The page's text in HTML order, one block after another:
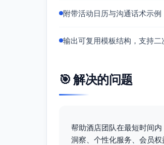
11–12周：全酒店
资源配置建议
技术与设备40%
数据与合规10%
工具：PMS/CRM
附带活动日历与沟通话术示例
输出可复用模板结构，支持二
🎯 解决的问题
帮助酒店团队在最短时间
洞察、个性化服务、会员